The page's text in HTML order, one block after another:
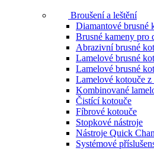
Broušení a leštění
Diamantové brusné
Brusné kameny pro
Abrazivní brusné
Lamelové brusné
Lamelové brusné
Lamelové kotouče z
Kombinované
Čistící kotouče
Fíbrové kotouče
Stopkové nástroje
Nástroje Quick
Systémové